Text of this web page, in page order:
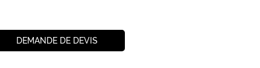
DEMANDE DE DEVIS